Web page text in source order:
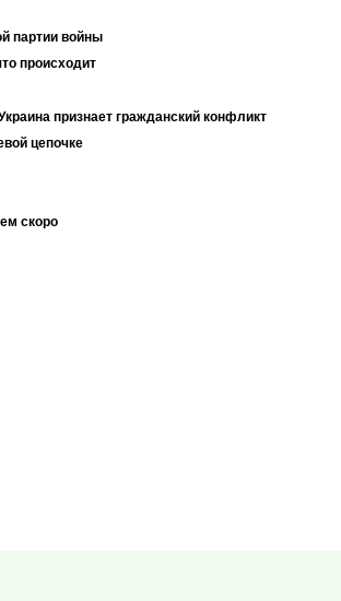
партии войны
происходит
признает гражданский конфликт
цепочке
скоро